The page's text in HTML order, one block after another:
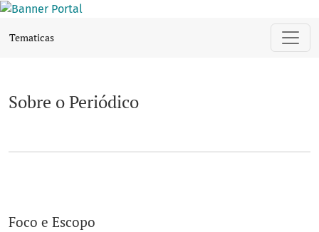
Tematicas
Sobre o Periódico
Foco e Escopo